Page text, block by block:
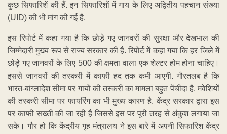
कुछ सिफारिशें की हैं. इन सिफारिशों में गाय के लिए अद्वितीय पहचान संख्या
(UID) की भी मांग की गई है.
इस रिपोर्ट में कहा गया है कि छोड़े गए जानवरों की सुरक्षा और देखभाल की
जिम्मेदारी मुख्य रूप से राज्य सरकार की है. रिपोर्ट में कहा गया कि हर जिले में
छोड़े गए जानवरों के लिए 500 की क्षमता वाला एक शेल्टर होम होना चाहिए।
इससे जानवरों की तस्करी में काफी हद तक कमी आएगी. गौरतलब है कि
भारत-बांग्लादेश सीमा पर गायों की तस्करी का मामला बहुत पेंचीदा है. मवेशियों
की तस्करी सीमा पर फायरिंग का भी मुख्य कारण है. केंद्र सरकार द्वारा इस
पर काफी सख्ती की जा रही है जिससे इस पर पूरी तरह से अंकुश लगाया जा
सके। गौर हो कि केंद्रीय गृह मंत्रालय ने इस बारे में अपनी सिफारिश केंद्र